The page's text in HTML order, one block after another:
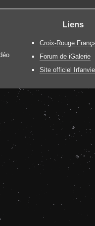
Liens
Croix-Rouge
Forum de iGalerie
Site officiel